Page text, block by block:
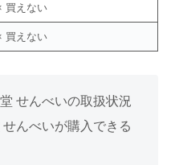
買えない
買えない
せんべいの取扱状況
んべいが購入できる